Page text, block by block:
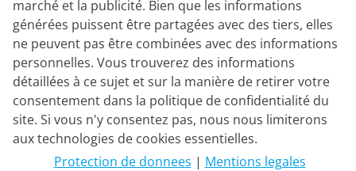
Chat en direct
Mo - Fr: 8:30 - 16:00 (HNEC)
Whatsapp
Rappel (en/de)
Formulaire de contact
marché et la publicité. Bien que les informations
générées puissent être partagées avec des tiers, elles
ne peuvent pas être combinées avec des informations
personnelles. Vous trouverez des informations
détaillées à ce sujet et sur la manière de retirer votre
consentement dans la politique de confidentialité du
site. Si vous n'y consentez pas, nous nous limiterons
aux technologies de cookies essentielles.
Protection de donnees | Mentions legales